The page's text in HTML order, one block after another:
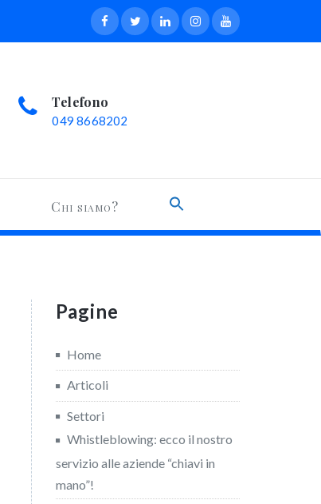
Telefono
049 8668202
Chi siamo?
Pagine
Home
Articoli
Settori
Whistleblowing: ecco il nostro
servizio alle aziende “chiavi in
mano”!